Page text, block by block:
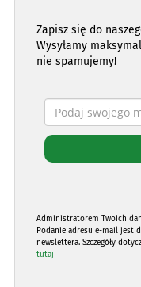
Zapisz się do
Wysyłamy
nie spamujemy!
Administratorem Twoich
Podanie adresu e-mail jest
newslettera. Szczegóły
tutaj